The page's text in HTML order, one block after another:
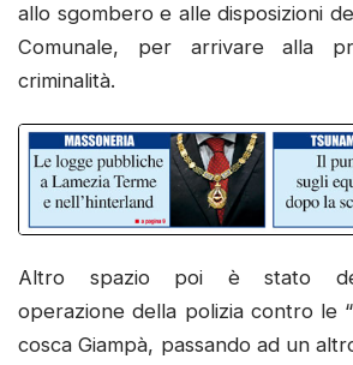
allo sgombero e alle disposizioni
Comunale, per arrivare alla
criminalità.
Altro spazio poi è stato
operazione della polizia contro le
cosca Giampà, passando ad un